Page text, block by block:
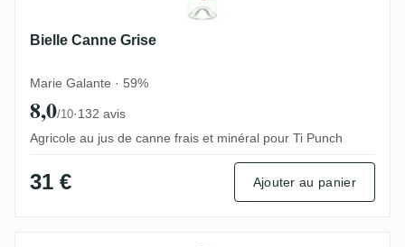
Bielle Canne Grise
Marie Galante · 59%
8,0/10·132 avis
Agricole au jus de canne frais et minéral pour Ti Punch
31 € Ajouter au panier